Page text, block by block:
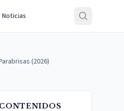
Noticias
(2026)